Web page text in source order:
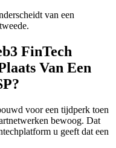
van een
FinTech
Van Een
voor een tijdperk toen
bewoog. Dat
u geeft dat een